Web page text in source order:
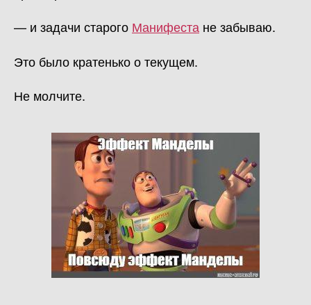
— и задачи старого Манифеста не забываю.
Это было кратенько о текущем.
Не молчите.